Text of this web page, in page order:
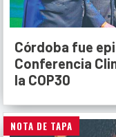
Córdoba fue
Conferencia
la COP30
NOTA DE TAPA